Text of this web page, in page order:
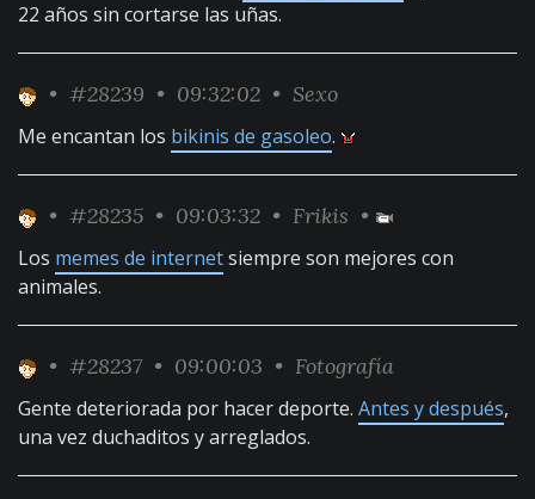
22 años sin cortarse las uñas.
• #28239 • 09:32:02 • Sexo
Me encantan los bikinis de gasoleo.
• #28235 • 09:03:32 • Frikis •
Los memes de internetsiempre son mejores con
animales.
• #28237 • 09:00:03 • Fotografía
Gente deteriorada por hacer deporte. Antes y después,
una vez duchaditos y arreglados.